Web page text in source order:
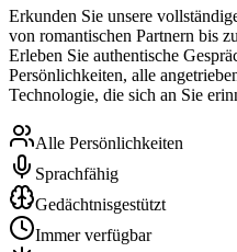
Erkunden Sie unsere
von romantischen Partnern bis
Erleben Sie authentische
Persönlichkeiten, alle
Technologie, die sich an Sie
Alle Persönlichkeiten
Sprachfähig
Gedächtnisgestützt
Immer verfügbar